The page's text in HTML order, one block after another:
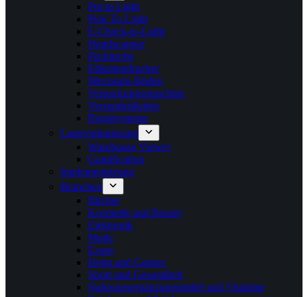
Put to Light
Pick To Light
E-Check-to-Light
Handscanner
Packtische
Etikettendrucker
Mezzanin-Böden
Verpackungsmaschine
Versandetiketten
Regalsysteme
Lageroptimierung
Warehouse Viewer
Gamification
Implementierung
Branchen
Bücher
Kosmetik und Beauty
Elektronik
Mode
Essen
Heim und Garten:
Sport und Gesundheit
Nahrungsergänzungsmittel und Vitamine